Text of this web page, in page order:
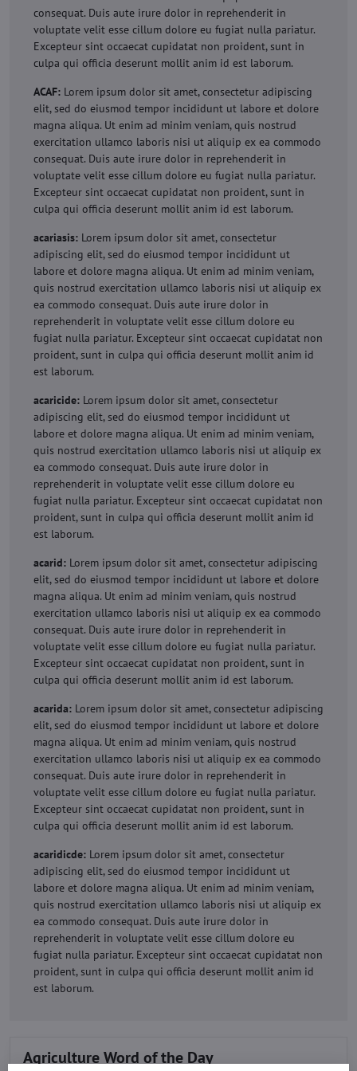
consequat. Duis aute irure dolor in reprehenderit in
voluptate velit esse cillum dolore eu fugiat nulla pariatur.
Excepteur sint occaecat cupidatat non proident, sunt in
culpa qui officia deserunt mollit anim id est laborum.
ACAF: Lorem ipsum dolor sit amet, consectetur adipiscing
elit, sed do eiusmod tempor incididunt ut labore et dolore
magna aliqua. Ut enim ad minim veniam, quis nostrud
exercitation ullamco laboris nisi ut aliquip ex ea commodo
consequat. Duis aute irure dolor in reprehenderit in
voluptate velit esse cillum dolore eu fugiat nulla pariatur.
Excepteur sint occaecat cupidatat non proident, sunt in
culpa qui officia deserunt mollit anim id est laborum.
acariasis: Lorem ipsum dolor sit amet, consectetur
adipiscing elit, sed do eiusmod tempor incididunt ut
labore et dolore magna aliqua. Ut enim ad minim veniam,
quis nostrud exercitation ullamco laboris nisi ut aliquip ex
ea commodo consequat. Duis aute irure dolor in
reprehenderit in voluptate velit esse cillum dolore eu
fugiat nulla pariatur. Excepteur sint occaecat cupidatat non
proident, sunt in culpa qui officia deserunt mollit anim id
est laborum.
acaricide: Lorem ipsum dolor sit amet, consectetur
adipiscing elit, sed do eiusmod tempor incididunt ut
labore et dolore magna aliqua. Ut enim ad minim veniam,
quis nostrud exercitation ullamco laboris nisi ut aliquip ex
ea commodo consequat. Duis aute irure dolor in
reprehenderit in voluptate velit esse cillum dolore eu
fugiat nulla pariatur. Excepteur sint occaecat cupidatat non
proident, sunt in culpa qui officia deserunt mollit anim id
est laborum.
acarid: Lorem ipsum dolor sit amet, consectetur adipiscing
elit, sed do eiusmod tempor incididunt ut labore et dolore
magna aliqua. Ut enim ad minim veniam, quis nostrud
exercitation ullamco laboris nisi ut aliquip ex ea commodo
consequat. Duis aute irure dolor in reprehenderit in
voluptate velit esse cillum dolore eu fugiat nulla pariatur.
Excepteur sint occaecat cupidatat non proident, sunt in
culpa qui officia deserunt mollit anim id est laborum.
acarida: Lorem ipsum dolor sit amet, consectetur adipiscing
elit, sed do eiusmod tempor incididunt ut labore et dolore
magna aliqua. Ut enim ad minim veniam, quis nostrud
exercitation ullamco laboris nisi ut aliquip ex ea commodo
consequat. Duis aute irure dolor in reprehenderit in
voluptate velit esse cillum dolore eu fugiat nulla pariatur.
Excepteur sint occaecat cupidatat non proident, sunt in
culpa qui officia deserunt mollit anim id est laborum.
acaridicde: Lorem ipsum dolor sit amet, consectetur
adipiscing elit, sed do eiusmod tempor incididunt ut
labore et dolore magna aliqua. Ut enim ad minim veniam,
quis nostrud exercitation ullamco laboris nisi ut aliquip ex
ea commodo consequat. Duis aute irure dolor in
reprehenderit in voluptate velit esse cillum dolore eu
fugiat nulla pariatur. Excepteur sint occaecat cupidatat non
proident, sunt in culpa qui officia deserunt mollit anim id
est laborum.
Agriculture Word of the Day